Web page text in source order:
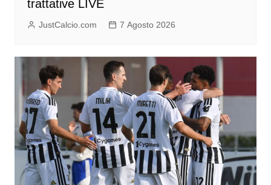
trattative LIVE
JustCalcio.com 7 Agosto 2026